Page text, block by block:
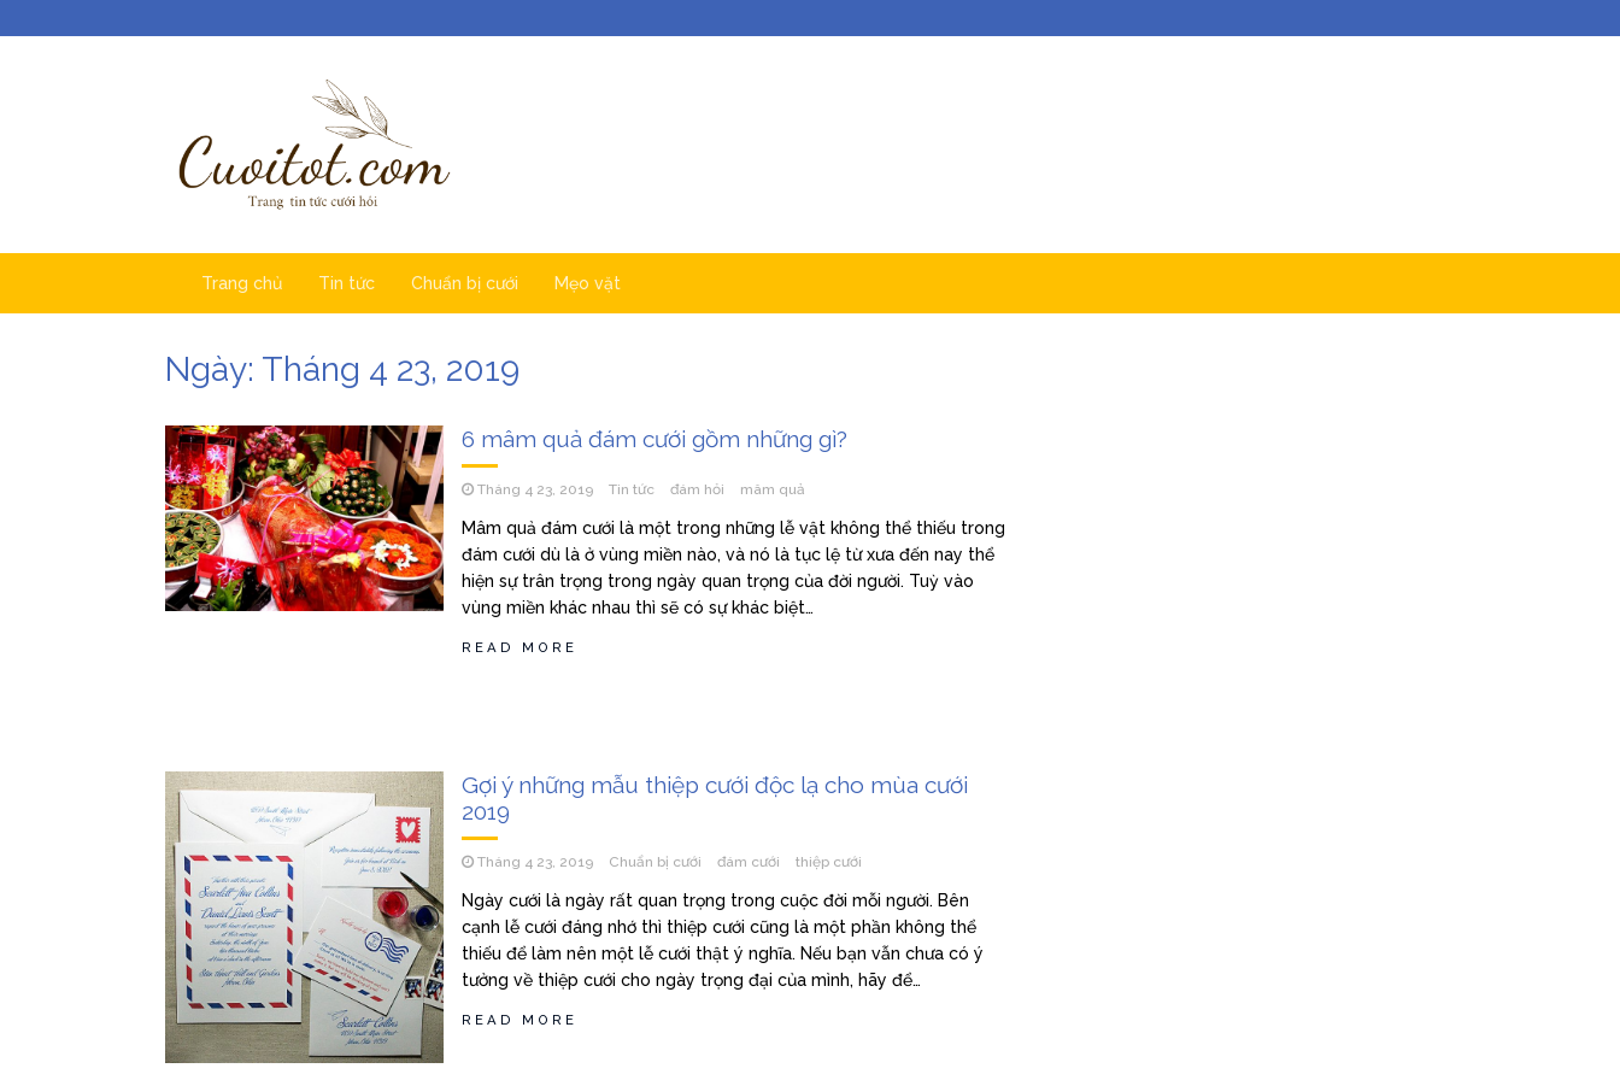
Trang chủ Tin tức Chuẩn bị cưới Mẹo vặt
Ngày: Tháng 4 23, 2019
6 mâm quả đám cưới gồm những gì?
Tháng 4 23, 2019 Tin tức đám hỏi mâm quả
Mâm quả đám cưới là một trong những lễ vật không thể thiếu trong
đám cưới dù là ở vùng miền nào, và nó là tục lệ từ xưa đến nay thể
hiện sự trân trọng trong ngày quan trọng của đời người. Tuỳ vào
vùng miền khác nhau thì sẽ có sự khác biệt…
READ MORE
Gợi ý những mẫu thiệp cưới độc lạ cho mùa cưới
2019
Tháng 4 23, 2019 Chuẩn bị cưới đám cưới thiệp cưới
Ngày cưới là ngày rất quan trọng trong cuộc đời mỗi người. Bên
cạnh lễ cưới đáng nhớ thì thiệp cưới cũng là một phần không thể
thiếu để làm nên một lễ cưới thật ý nghĩa. Nếu bạn vẫn chưa có ý
tưởng về thiệp cưới cho ngày trọng đại của mình, hãy để…
READ MORE